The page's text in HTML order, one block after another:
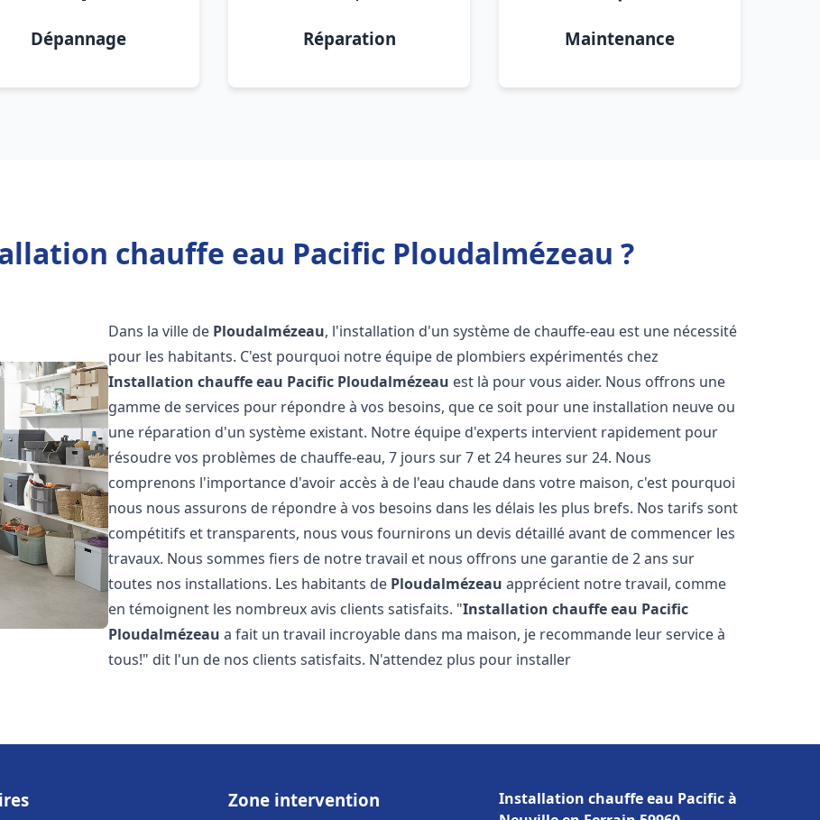
Dépannage Réparation Maintenance
chauffe eau Pacific Ploudalmézeau ?
Dans la ville de Ploudalmézeau, l'installation d'un système de chauffe-eau est une nécessité
pour les habitants. C'est pourquoi notre équipe de plombiers expérimentés chez
Installation chauffe eau Pacific Ploudalmézeau est là pour vous aider. Nous offrons une
gamme de services pour répondre à vos besoins, que ce soit pour une installation neuve ou
une réparation d'un système existant. Notre équipe d'experts intervient rapidement pour
résoudre vos problèmes de chauffe-eau, 7 jours sur 7 et 24 heures sur 24. Nous
comprenons l'importance d'avoir accès à de l'eau chaude dans votre maison, c'est pourquoi
nous nous assurons de répondre à vos besoins dans les délais les plus brefs. Nos tarifs sont
compétitifs et transparents, nous vous fournirons un devis détaillé avant de commencer les
travaux. Nous sommes fiers de notre travail et nous offrons une garantie de 2 ans sur
toutes nos installations. Les habitants de Ploudalmézeau apprécient notre travail, comme
en témoignent les nombreux avis clients satisfaits. "Installation chauffe eau Pacific
Ploudalmézeau a fait un travail incroyable dans ma maison, je recommande leur service à
tous!" dit l'un de nos clients satisfaits. N'attendez plus pour installer
Zone intervention
Installation chauffe eau Pacific à